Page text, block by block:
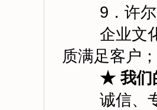
9．许
企业文
质满足客户
★ 我们
诚信、